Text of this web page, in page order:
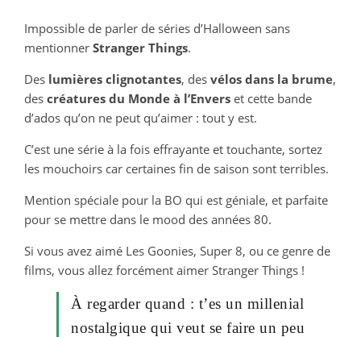
Impossible de parler de séries d’Halloween sans
mentionner Stranger Things.
Des lumières clignotantes, des vélos dans la brume,
des créatures du Monde à l’Envers et cette bande
d’ados qu’on ne peut qu’aimer : tout y est.
C’est une série à la fois effrayante et touchante, sortez
les mouchoirs car certaines fin de saison sont terribles.
Mention spéciale pour la BO qui est géniale, et parfaite
pour se mettre dans le mood des années 80.
Si vous avez aimé Les Goonies, Super 8, ou ce genre de
films, vous allez forcément aimer Stranger Things !
À regarder quand : t’es un millenial
nostalgique qui veut se faire un peu